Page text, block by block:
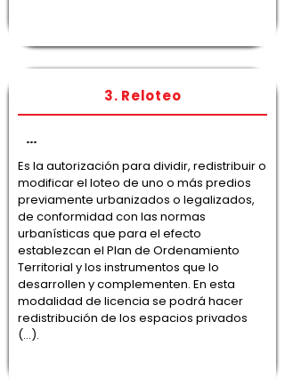
3. Reloteo
...
Es la autorización para dividir, redistribuir o
modificar el loteo de uno o más predios
previamente urbanizados o legalizados,
de conformidad con las normas
urbanísticas que para el efecto
establezcan el Plan de Ordenamiento
Territorial y los instrumentos que lo
desarrollen y complementen. En esta
modalidad de licencia se podrá hacer
redistribución de los espacios privados
(…).